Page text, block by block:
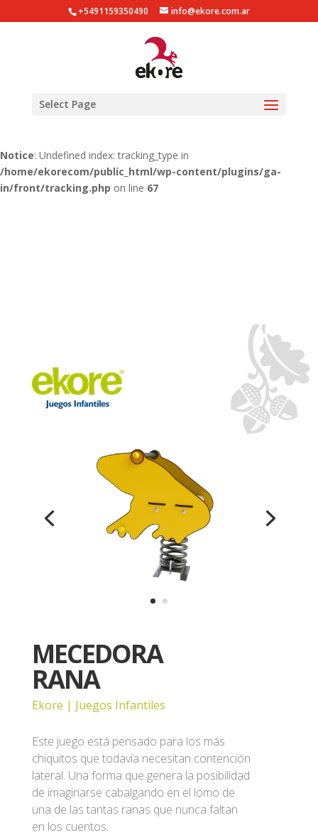
Notice: Undefined index: tracking_type in
/home/ekorecom/public_html/wp-content/plugins/ga-
/home/ekorecom/public_html/wp-content/plugins/ga-
Notice: Undefined index: tracking_type in
/home/ekorecom/public_html/wp-content/plugins/ga-
in/front/tracking.php on line 67
+5491159350490 info@ekore.com.ar
Select Page
MECEDORA
RANA
Ekore | Juegos Infantiles
Este juego está pensado para los más
chiquitos que todavía necesitan contención
lateral. Una forma que genera la posibilidad
de imaginarse cabalgando en el lomo de
una de las tantas ranas que nunca faltan
en los cuentos.